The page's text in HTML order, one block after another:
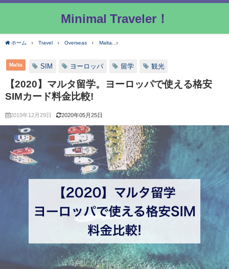
Minimal Traveler！
ホーム Travel Overseas Malta
Malta SIM ヨーロッパ 留学 観光
【2020】マルタ留学。ヨーロッパで使える格安
SIMカード料金比較!
2019年12月29日 2020年05月25日